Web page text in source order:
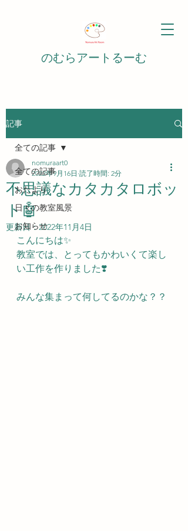
のむらアートるーむ
記事
全ての記事
おたより
日々の教室風景
お知らせ
全ての記事
不思議なカタカタロボッ
ト🤖
nomuraart0
2022年9月16日 読了時間: 2分
更新日：2022年11月4日
こんにちは✨
教室では、とってもかわいくて楽し
い工作を作りました❣️
みんな集まって何してるのかな？？